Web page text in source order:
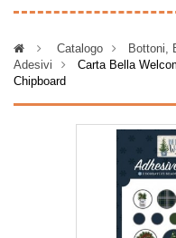
> Catalogo > Bottoni,
Adesivi
>
Carta Bella
Chipboard